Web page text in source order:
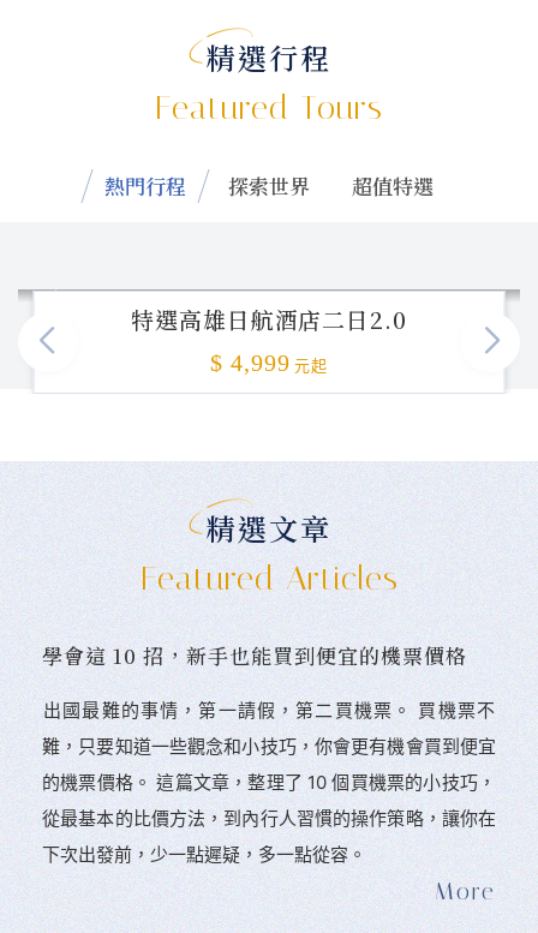
精選行程
Featured Tours
熱門行程 探索世界 超值特選
特選高雄日航酒店二日2.0
$ 4,999 元起
精選文章
Featured Articles
學會這 10 招，新手也能買到便宜的機票價格
󠀠出國最難的事情，第一請假，第二買機票。 󠀠買機票不
難，只要知道一些觀念和小技巧，你會更有機會買到便宜
的機票價格。 這篇文章，整理了 10 個買機票的小技巧，
從最基本的比價方法，到內行人習慣的操作策略，讓你在
下次出發前，少一點遲疑，多一點從容。